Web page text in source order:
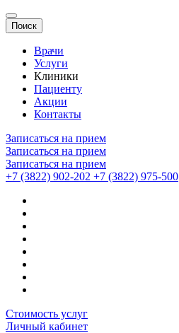
Поиск
Врачи
Услуги
Клиники
Пациенту
Акции
Контакты
Записаться на прием
Записаться на прием
Записаться на прием
+7 (3822) 902-202 +7 (3822) 975-500
Стоимость услуг
Личный кабинет